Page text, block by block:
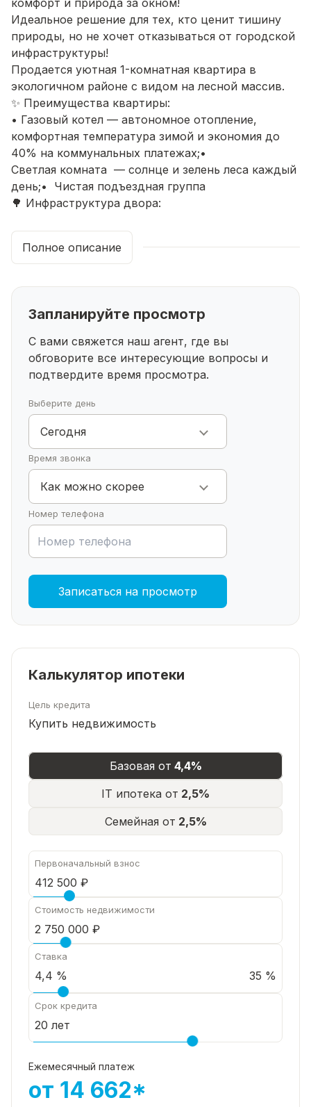
Идеальное решение для тех, кто ценит тишину
природы, но не хочет отказываться от городской
инфраструктуры!
Продается уютная 1-комнатная квартира в
экологичном районе с видом на лесной массив.
✨ Преимущества квартиры:
• Газовый котел — автономное отопление,
комфортная температура зимой и экономия до
40% на коммунальных платежах;•
Светлая комната — солнце и зелень леса каждый
день;• Чистая подъездная группа
🌳 Инфраструктура двора:
подъезда
• Детская площадка
📍 Всё рядом:
• 2 минуты — автобусная остановка
• 5 минут — прогулки по лесному массиву
Просмотр в удобное для Вас время
Реальному покупателю торг.
Полное описание
Запланируйте просмотр
С вами свяжется наш агент, где вы
обговорите все интересующие вопросы и
подтвердите время просмотра.
Выберите день
Сегодня
Время звонка
Как можно скорее
Номер телефона
Записаться на просмотр
Калькулятор ипотеки
Цель кредита
Купить недвижимость
Базовая от 4,4%
IT ипотека от 2,5%
Семейная от 2,5%
Первоначальный взнос
Стоимость недвижимости
Ставка
35 %
Срок кредита
Ежемесячный платеж
от 14 662*